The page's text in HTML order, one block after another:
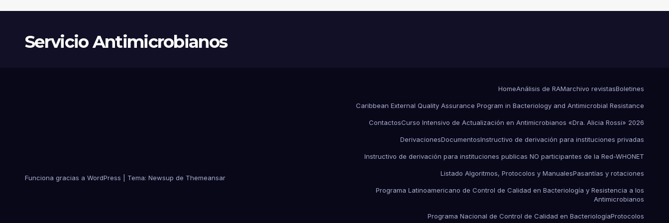
ARGENTINA
EPIDEMIOLÓGICO Y
Servicio Antimicrobianos
Funciona gracias a WordPress Tema: Newsup de Themeansar
HomeAnálisis de RAMarchivo revistasBoletines
Caribbean External Quality Assurance Program in Bacteriology and Antimicrobial Resistance
ContactosCurso Intensivo de Actualización en Antimicrobianos «Dra. Alicia Rossi» 2026
DerivacionesDocumentosInstructivo de derivación para instituciones privadas
Instructivo de derivación para instituciones publicas NO participantes de la Red-WHONET
Listado Algoritmos, Protocolos y ManualesPasantías y rotaciones
Programa Latinoamericano de Control de Calidad en Bacteriología y Resistencia a los
Antimicrobianos
Programa Nacional de Control de Calidad en BacteriologíaProtocolos